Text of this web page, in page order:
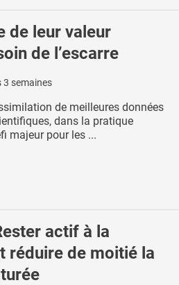
de leur valeur
de l’escarre
3 semaines
de meilleures données
dans la pratique
majeur pour les ...
actif à la
réduire de moitié la